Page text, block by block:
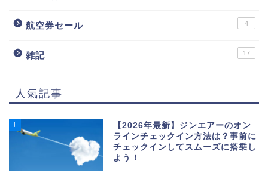
航空券セール 4
雑記 17
人氣記事
1
【2026年最新】ジンエアーのオン
ラインチェックイン方法は？事前に
チェックインしてスムーズに搭乗し
よう！